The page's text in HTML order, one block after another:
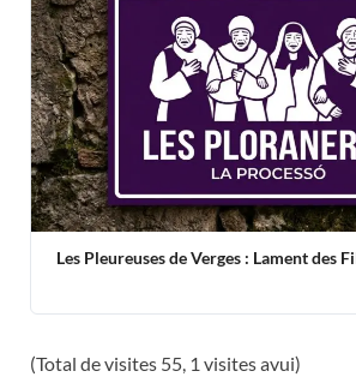
Les Pleureuses de Verges : Lament des
(Total de visites 55, 1 visites avui)